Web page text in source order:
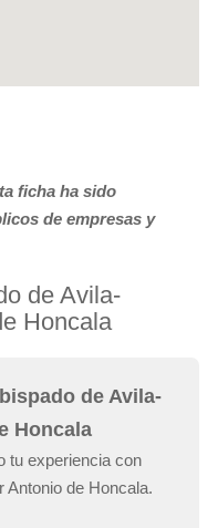
ficha ha sido
de empresas y
de Avila-
Honcala
de Avila-
Honcala
tu experiencia con
Antonio de Honcala.